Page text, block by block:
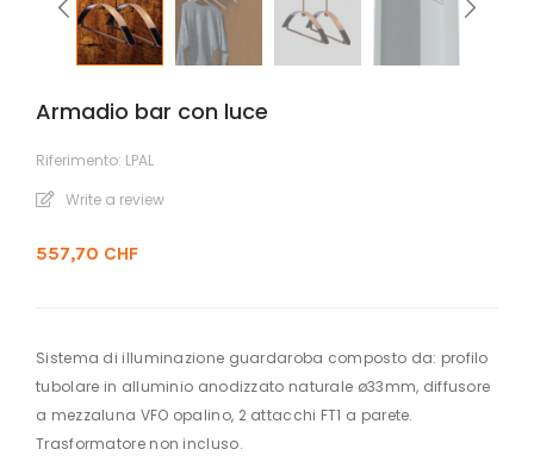
Armadio bar con luce
Riferimento: LPAL
Write a review
557,70 CHF
Sistema di illuminazione guardaroba composto da: profilo
tubolare in alluminio anodizzato naturale ø33mm, diffusore
a mezzaluna VFO opalino, 2 attacchi FT1 a parete.
Trasformatore non incluso.